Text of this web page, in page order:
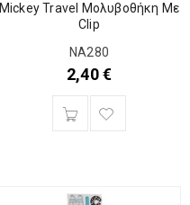
Mickey Travel Μολυβοθήκη Με
Clip
ΝΑ280
2,40€